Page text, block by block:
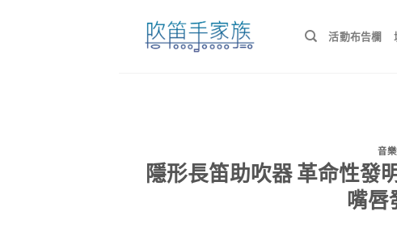
活動布告欄
音
隱形長笛助吹器 革命性發
嘴唇